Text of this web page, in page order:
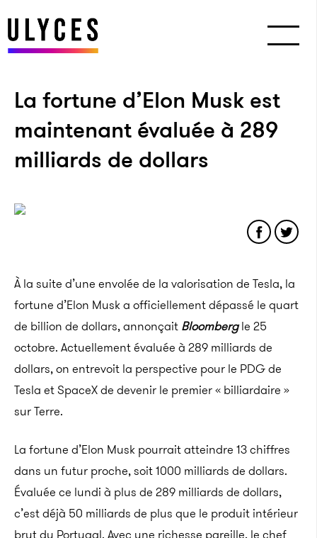
La fortune d’Elon Musk est
maintenant évaluée à 289
milliards de dollars
À la suite d’une envolée de la valorisation de Tesla, la
fortune d’Elon Musk a officiellement dépassé le quart
de billion de dollars,annonçait Bloombergle 25
octobre. Actuellement évaluée à 289 milliards de
dollars, on entrevoit la perspective pour le PDG de
Tesla et SpaceX de devenir le premier « billiardaire »
sur Terre.
La fortune d’Elon Musk pourrait atteindre 13 chiffres
dans un futur proche, soit1000 milliards de dollars.
Évaluée ce lundi à plus de 289 milliards de dollars,
c’est déjà 50 milliards de plus que le produit intérieur
brut du Portugal. Avec une richesse pareille, le chef